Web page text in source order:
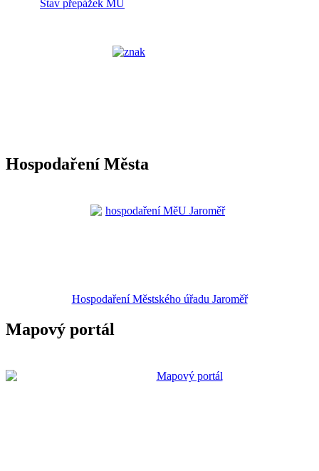
Stav přepážek MÚ
Hospodaření Města
Hospodaření Městského úřadu Jaroměř
Mapový portál